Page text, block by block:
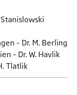
Stanislowski
– Dr. M. Berling
– Dr. W. Havlik
Tlatlik